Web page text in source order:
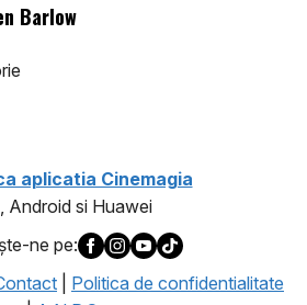
Barlow
aplicatia Cinemagia
Android si Huawei
ne pe:
Politica de confidentialitate